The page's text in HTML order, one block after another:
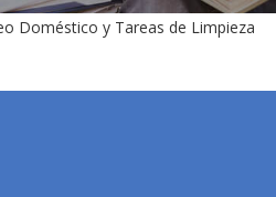
Doméstico y Tareas de Limpieza